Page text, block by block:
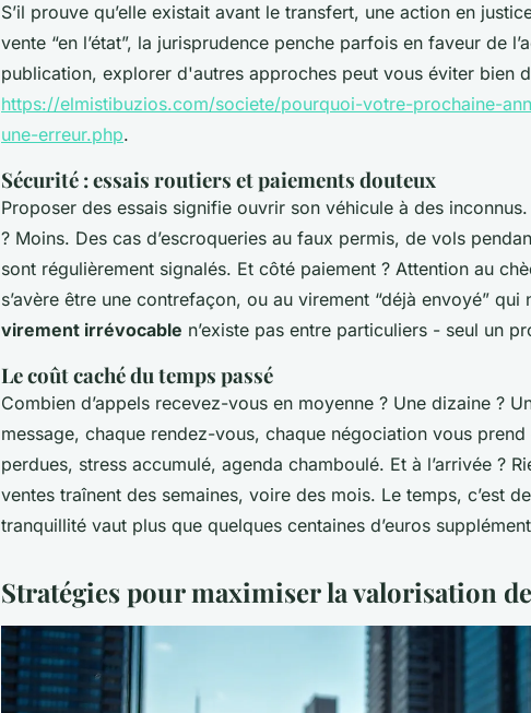
S’il prouve qu’elle existait avant le transfert, une action en
vente “en l’état”, la jurisprudence penche parfois en faveur de
publication, explorer d'autres approches peut vous éviter bien
https://elmistibuzios.com/societe/pourquoi-votre-prochaine-
une-erreur.php.
Sécurité : essais routiers et paiements douteux
Proposer des essais signifie ouvrir son véhicule à des
? Moins. Des cas d’escroqueries au faux permis, de vols
sont régulièrement signalés. Et côté paiement ? Attention au
s’avère être une contrefaçon, ou au virement “déjà envoyé”
virement irrévocable n’existe pas entre particuliers - seul un
Le coût caché du temps passé
Combien d’appels recevez-vous en moyenne ? Une dizaine ?
message, chaque rendez-vous, chaque négociation vous
perdues, stress accumulé, agenda chamboulé. Et à l’arrivée ?
ventes traînent des semaines, voire des mois. Le temps, c’est
tranquillité vaut plus que quelques centaines d’euros
Stratégies pour maximiser la valorisation